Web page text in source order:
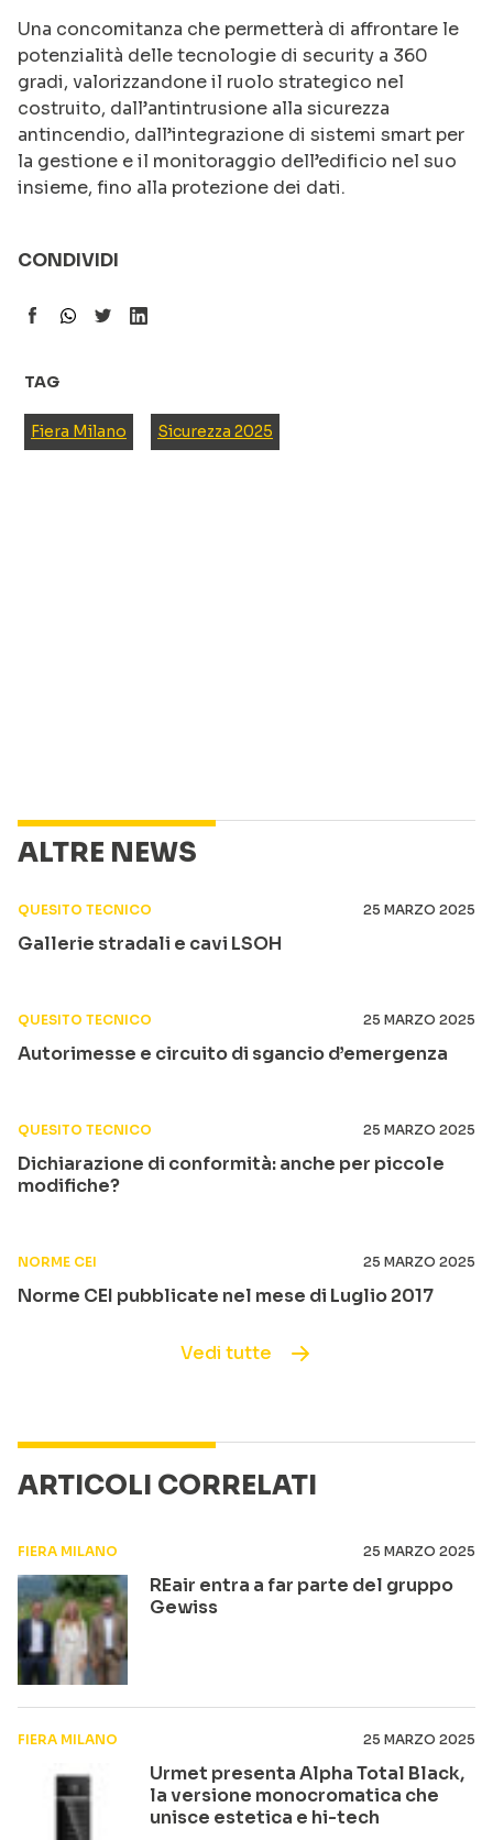
Una concomitanza che permetterà di affrontare le
potenzialità delle tecnologie di security a 360
gradi, valorizzandone il ruolo strategico nel
costruito, dall’antintrusione alla sicurezza
antincendio, dall’integrazione di sistemi smart per
la gestione e il monitoraggio dell’edificio nel suo
insieme, fino alla protezione dei dati.
CONDIVIDI
TAG
Fiera Milano Sicurezza 2025
ALTRE NEWS
QUESITO TECNICO 25 MARZO 2025
Gallerie stradali e cavi LSOH
QUESITO TECNICO 25 MARZO 2025
Autorimesse e circuito di sgancio d’emergenza
QUESITO TECNICO 25 MARZO 2025
Dichiarazione di conformità: anche per piccole
modifiche?
NORME CEI 25 MARZO 2025
Norme CEI pubblicate nel mese di Luglio 2017
Vedi tutte
ARTICOLI CORRELATI
FIERA MILANO 25 MARZO 2025
REair entra a far parte del gruppo
Gewiss
FIERA MILANO 25 MARZO 2025
Urmet presenta Alpha Total Black,
la versione monocromatica che
unisce estetica e hi-tech